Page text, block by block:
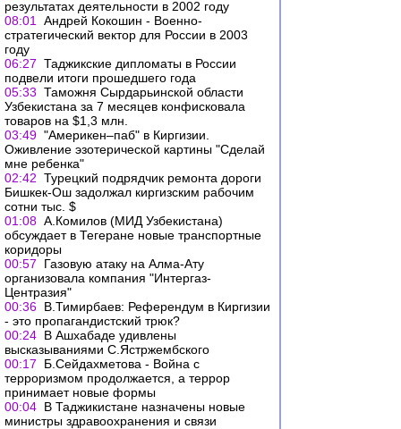
результатах деятельности в 2002 году
08:01
Андрей Кокошин - Военно-
стратегический вектор для России в 2003
году
06:27 Таджикские дипломаты в России
подвели итоги прошедшего года
05:33 Таможня Сырдарьинской области
Узбекистана за 7 месяцев конфисковала
товаров на $1,3 млн.
03:49 "Америкен–паб" в Киргизии.
Оживление эзотерической картины "Сделай
мне ребенка"
02:42 Турецкий подрядчик ремонта дороги
Бишкек-Ош задолжал киргизским рабочим
сотни тыс. $
01:08 А.Комилов (МИД Узбекистана)
обсуждает в Тегеране новые транспортные
коридоры
00:57
Газовую атаку на Алма-Ату
организовала компания "Интергаз-
Центразия"
00:36 В.Тимирбаев: Референдум в Киргизии
- это пропагандистский трюк?
00:24 В Ашхабаде удивлены
высказываниями С.Ястржембского
00:17
Б.Сейдахметова - Война с
терроризмом продолжается, а террор
принимает новые формы
00:04 В Таджикистане назначены новые
министры здравоохранения и связи